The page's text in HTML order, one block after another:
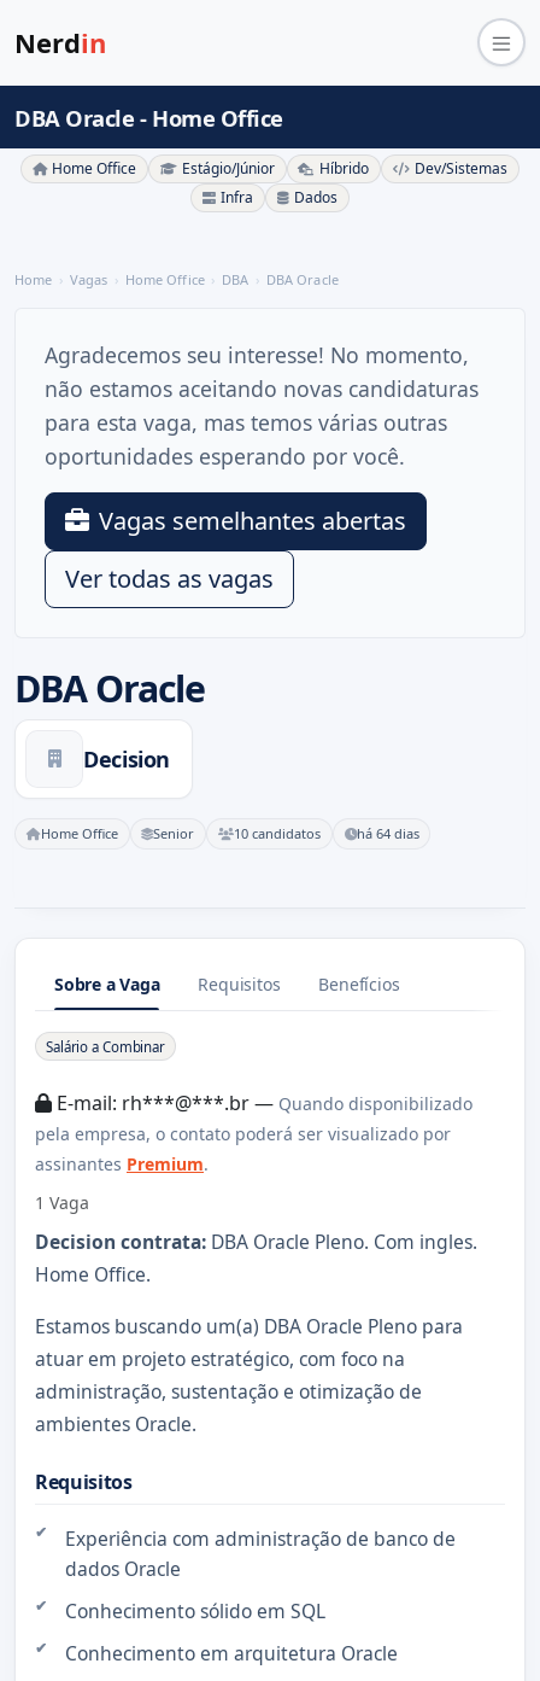
Nerdin
DBA Oracle - Home Office
Home Office Estágio/Júnior Híbrido
Dev/Sistemas
Infra
Dados
Home Vagas Home Office DBA DBA Oracle
DBA Oracle
Decision
Home Office Senior 10 candidatos há 64 dias
Agradecemos seu interesse! No momento,
não estamos aceitando novas candidaturas
para esta vaga, mas temos várias outras
oportunidades esperando por você.
Vagas semelhantes abertas
Ver todas as vagas
Sobre a Vaga Requisitos Benefícios
Sobre a Vaga
Salário a Combinar
E-mail: rh***@***.br — Quando disponibilizado
pela empresa, o contato poderá ser visualizado por
assinantes Premium.
1 Vaga
Decision contrata: DBA Oracle Pleno. Com ingles.
Home Office.
Estamos buscando um(a) DBA Oracle Pleno para
atuar em projeto estratégico, com foco na
administração, sustentação e otimização de
ambientes Oracle.
Requisitos
Experiência com administração de banco de
dados Oracle
Conhecimento sólido em SQL
Conhecimento em arquitetura Oracle